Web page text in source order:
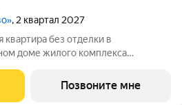
, 2 квартал 2027
квартира без отделки в
доме жилого комплекса
квартал 2027 года. ТОЛЬКО ДО 31
на
Позвоните мне